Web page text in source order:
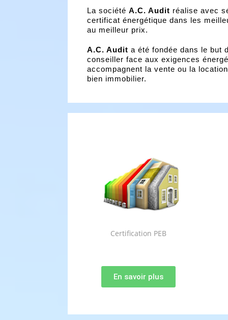
La société A.C. Audit réalise avec
certificat énergétique dans les
au meilleur prix.
A.C. Audit a été fondée dans le but
conseiller face aux exigences
accompagnent la vente ou la
bien immobilier.
Certification PEB
En savoir plus